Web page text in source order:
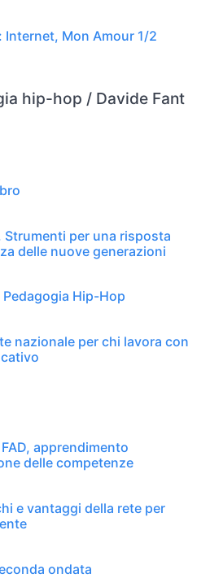
Internet, Mon Amour 1/2
hip-hop / Davide Fant
per una risposta
delle nuove generazioni
Hip-Hop
nazionale per chi lavora con
apprendimento
delle competenze
e vantaggi della rete per
ondata